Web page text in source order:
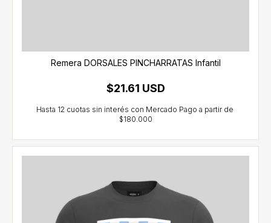
Remera DORSALES PINCHARRATAS Infantil
$21.61 USD